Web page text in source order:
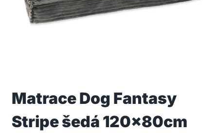
Matrace Dog Fantasy
Stripe šedá 120x80cm